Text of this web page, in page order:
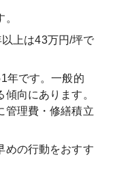
上は43万円/坪で
年です。一般的
向にあります。
管理費・修繕積立
めの行動をおすす